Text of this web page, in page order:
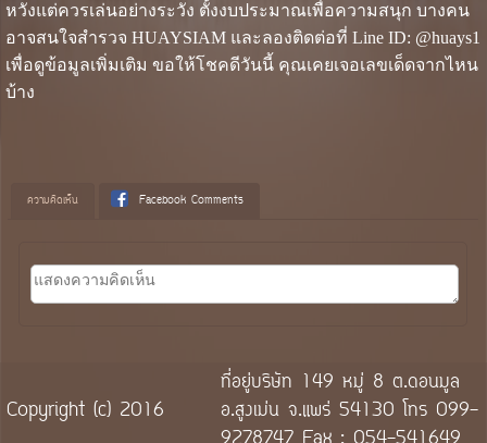
หวังแต่ควรเล่นอย่างระวัง ตั้งงบประมาณเพื่อความสนุก บางคน
อาจสนใจสำรวจ HUAYSIAM และลองติดต่อที่ Line ID: @huays1
เพื่อดูข้อมูลเพิ่มเติม ขอให้โชคดีวันนี้ คุณเคยเจอเลขเด็ดจากไหน
บ้าง
ความคิดเห็น Facebook Comments
Copyright (c) 2016
ที่อยู่บริษัท 149 หมู่ 8 ต.ดอนมูล
อ.สูงเม่น จ.แพร่ 54130 โทร 099-